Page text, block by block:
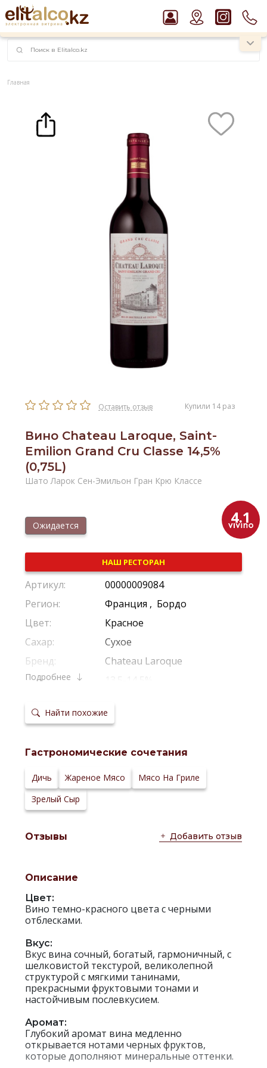
наименований!
instagram.com/rojo.kz
Рекомендуем
Водка Smirnoff Red Vodka 37,5%
Пиво Guinness Draught 4,2% Can
Джин Gordon`s London Dry Gin 37,5%
Ром Captain Morgan White 37,5%
Виски Talisker 10 YO Malt 45,8% in Box
Главная
Оставить отзыв Купили 14 раз
Вино Chateau Laroque, Saint-
Emilion Grand Cru Classe 14,5%
(0,75L)
Шато Ларок Сен-Эмильон Гран Крю Классе
4.1
Ожидается
НАШ РЕСТОРАН
Артикул:
00000009084
Регион:
Франция , Бордо
Цвет:
Красное
Сахар:
Сухое
Бренд:
Chateau Laroque
Крепость:
Виноград:
Мерло
хранения:
Температура
13-15 *C
Сайт
производителя:
Подробнее
Найти похожие
Гастрономические сочетания
Дичь Жареное Мясо
Мясо На Гриле
Зрелый Сыр
Отзывы Добавить отзыв
Описание
Цвет:
Вино темно-красного цвета с черными
отблесками.
Вкус:
Вкус вина сочный, богатый, гармоничный, с
шелковистой текстурой, великолепной
структурой с мягкими танинами,
прекрасными фруктовыми тонами и
настойчивым послевкусием.
Аромат:
Глубокий аромат вина медленно
открывается нотами черных фруктов,
которые дополняют минеральные оттенки.